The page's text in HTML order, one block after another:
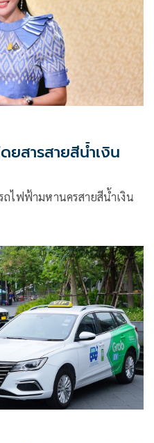
ยสารสายสีน้ำเงิน
ไฟฟ้ามหานครสายสีน้ำเงิน